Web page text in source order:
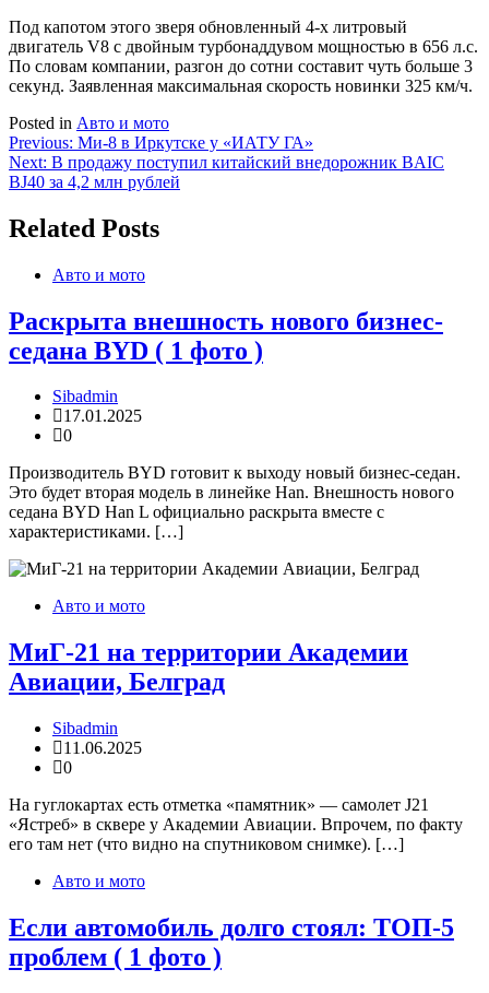
Под капотом этого зверя обновленный 4-х литровый
двигатель V8 с двойным турбонаддувом мощностью в 656 л.с.
По словам компании, разгон до сотни составит чуть больше 3
секунд. Заявленная максимальная скорость новинки 325 км/ч.
Posted in Авто и мото
Навигация
по
Previous: Ми-8 в Иркутске у «ИАТУ ГА»
Next: В продажу поступил китайский внедорожник BAIC
BJ40 за 4,2 млн рублей
Related Posts
Авто и мото
Раскрыта внешность нового бизнес-
седана BYD ( 1 фото )
Sibadmin
17.01.2025
0
Производитель BYD готовит к выходу новый бизнес-седан.
Это будет вторая модель в линейке Han. Внешность нового
седана BYD Han L официально раскрыта вместе с
характеристиками. […]
Авто и мото
МиГ-21 на территории Академии
Авиации, Белград
Sibadmin
11.06.2025
0
На гуглокартах есть отметка «памятник» — самолет J21
«Ястреб» в сквере у Академии Авиации. Впрочем, по факту
его там нет (что видно на спутниковом снимке). […]
Авто и мото
Если автомобиль долго стоял: ТОП-5
проблем ( 1 фото )